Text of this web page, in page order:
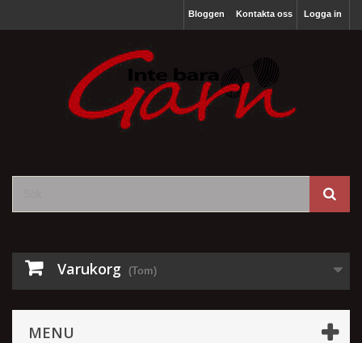
Logga in
Bloggen Kontakta oss
Varukorg (Tom)
MENU